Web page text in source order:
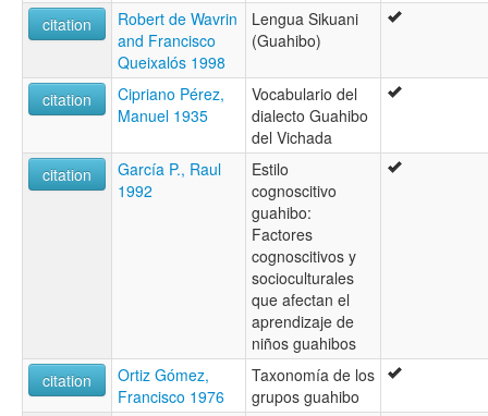
citation
Robert de Wavrin
and Francisco
Queixalós 1998
Lengua Sikuani
(Guahibo)
citation
Cipriano Pérez,
Manuel 1935
Vocabulario del
dialecto Guahibo
del Vichada
citation
García P., Raul
1992
Estilo
cognoscitivo
guahibo:
Factores
cognoscitivos y
socioculturales
que afectan el
aprendizaje de
niños guahibos
citation
Ortiz Gómez,
Francisco 1976
Taxonomía de los
grupos guahibo